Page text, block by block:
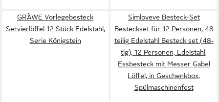
GRÄWE Vorlegebesteck
Servierlöffel 12 Stück Edelstahl,
Serie Königstein
Simloveve Besteck-Set
Besteckset für 12 Personen, 48
teilig Edelstahl Besteck set (48-
tlg), 12 Personen, Edelstahl,
Essbesteck mit Messer Gabel
Löffel, in Geschenkbox,
Spülmaschinenfest